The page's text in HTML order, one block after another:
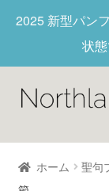
2025 新型パン
状
Home
ホーム 聖句